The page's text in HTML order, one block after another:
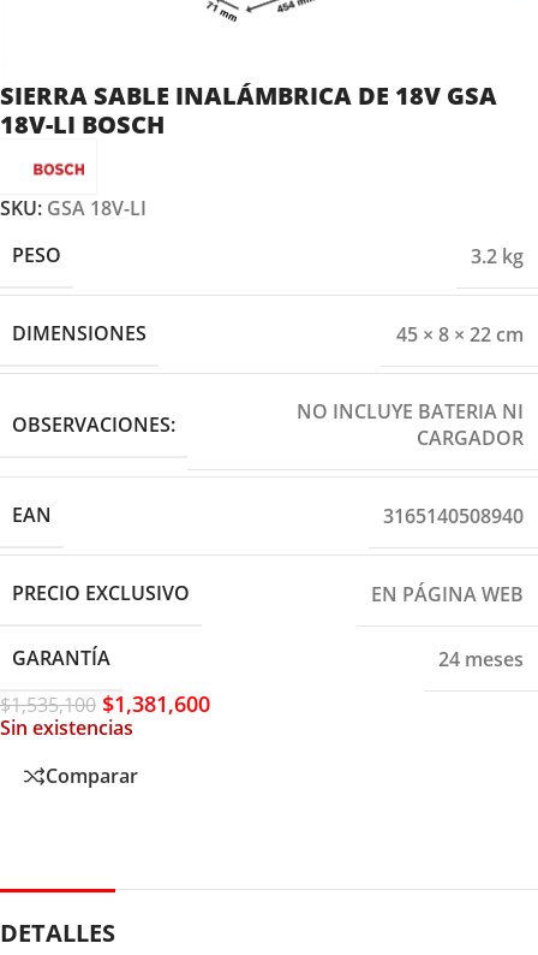
SIERRA SABLE INALÁMBRICA DE 18V GSA
18V-LI BOSCH
SKU: GSA 18V-LI
PESO
3.2 kg
DIMENSIONES 45 × 8 × 22 cm
OBSERVACIONES:
NO INCLUYE BATERIA NI
CARGADOR
EAN 3165140508940
PRECIO EXCLUSIVO EN PÁGINA WEB
GARANTÍA
24 meses
$1,535,100 $1,381,600
Sin existencias
Comparar
DETALLES